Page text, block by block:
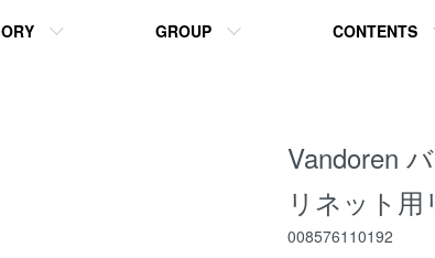
GROUP CONTENTS
Vandoren
リネット用
008576110192